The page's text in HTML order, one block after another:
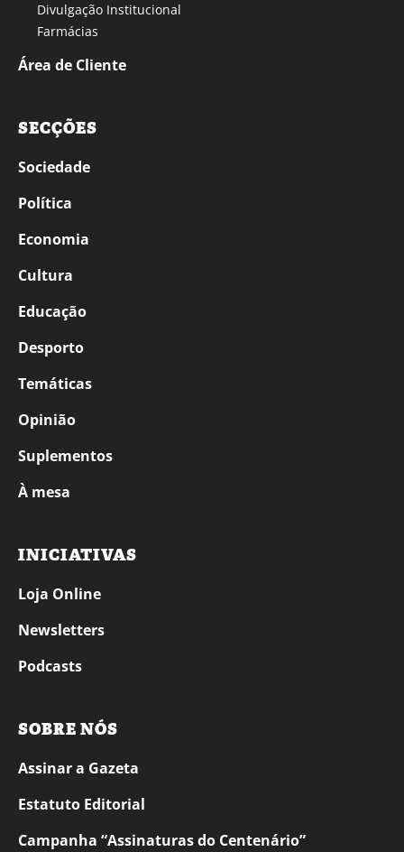
Divulgação Institucional
Farmácias
Área de Cliente
SECÇÕES
Sociedade
Política
Economia
Cultura
Educação
Desporto
Temáticas
Opinião
Suplementos
À mesa
INICIATIVAS
Loja Online
Newsletters
Podcasts
SOBRE NÓS
Assinar a Gazeta
Estatuto Editorial
Campanha “Assinaturas do Centenário”